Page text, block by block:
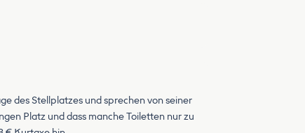
des Stellplatzes und sprechen von seiner
Platz und dass manche Toiletten nur zu